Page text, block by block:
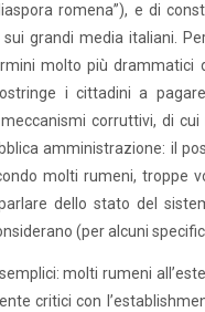
romena”), e di
grandi media italiani.
molto più drammatici
i cittadini a
corruttivi, di
amministrazione: il
molti rumeni, troppe
dello stato del
(per alcuni
molti rumeni
critici con